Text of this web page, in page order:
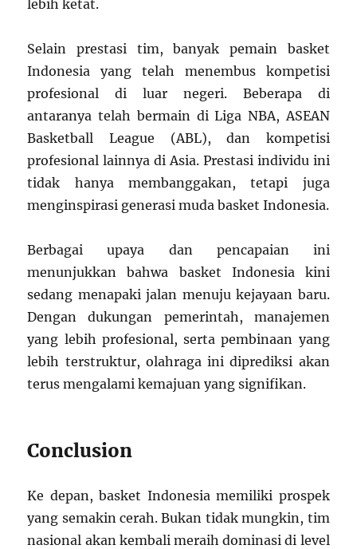
lebih ketat.
Selain prestasi tim, banyak pemain basket
Indonesia yang telah menembus kompetisi
profesional di luar negeri. Beberapa di
antaranya telah bermain di Liga NBA, ASEAN
Basketball League (ABL), dan kompetisi
profesional lainnya di Asia. Prestasi individu ini
tidak hanya membanggakan, tetapi juga
menginspirasi generasi muda basket Indonesia.
Berbagai upaya dan pencapaian ini
menunjukkan bahwa basket Indonesia kini
sedang menapaki jalan menuju kejayaan baru.
Dengan dukungan pemerintah, manajemen
yang lebih profesional, serta pembinaan yang
lebih terstruktur, olahraga ini diprediksi akan
terus mengalami kemajuan yang signifikan.
Conclusion
Ke depan, basket Indonesia memiliki prospek
yang semakin cerah. Bukan tidak mungkin, tim
nasional akan kembali meraih dominasi di level